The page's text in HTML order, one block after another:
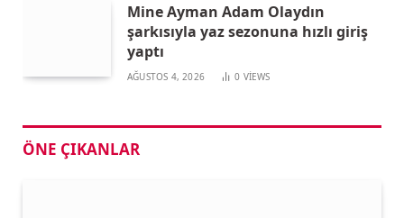
Mine Ayman Adam Olaydın
şarkısıyla yaz sezonuna hızlı giriş
yaptı
AĞUSTOS 4, 2026 0 VIEWS
ÖNE ÇIKANLAR